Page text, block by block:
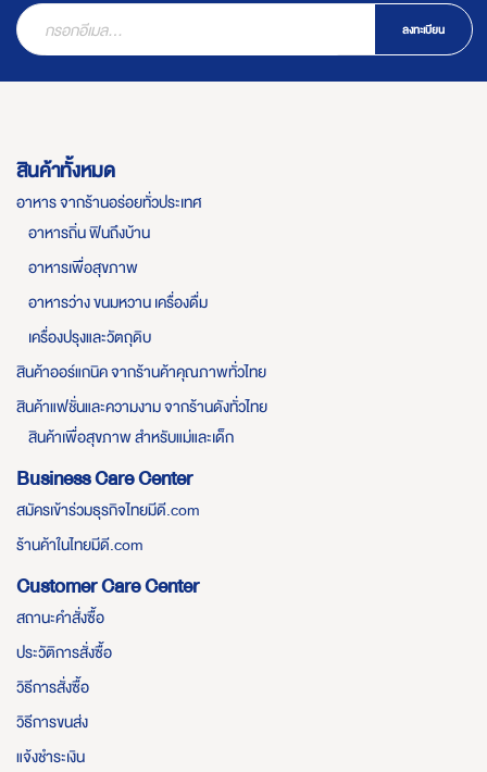
ลงทะเบียน
สินค้าทั้งหมด
อาหาร จากร้านอร่อยทั่วประเทศ
อาหารถิ่น ฟินถึงบ้าน
อาหารเพื่อสุขภาพ
อาหารว่าง ขนมหวาน เครื่องดื่ม
เครื่องปรุงและวัตถุดิบ
สินค้าออร์แกนิค จากร้านค้าคุณภาพทั่วไทย
สินค้าแฟชั่นและความงาม จากร้านดังทั่วไทย
สินค้าเพื่อสุขภาพ สำหรับแม่และเด็ก
Business Care Center
สมัครเข้าร่วมธุรกิจไทยมีดี.com
ร้านค้าในไทยมีดี.com
Customer Care Center
สถานะคำสั่งซื้อ
ประวัติการสั่งซื้อ
วิธีการสั่งซื้อ
วิธีการขนส่ง
แจ้งชำระเงิน